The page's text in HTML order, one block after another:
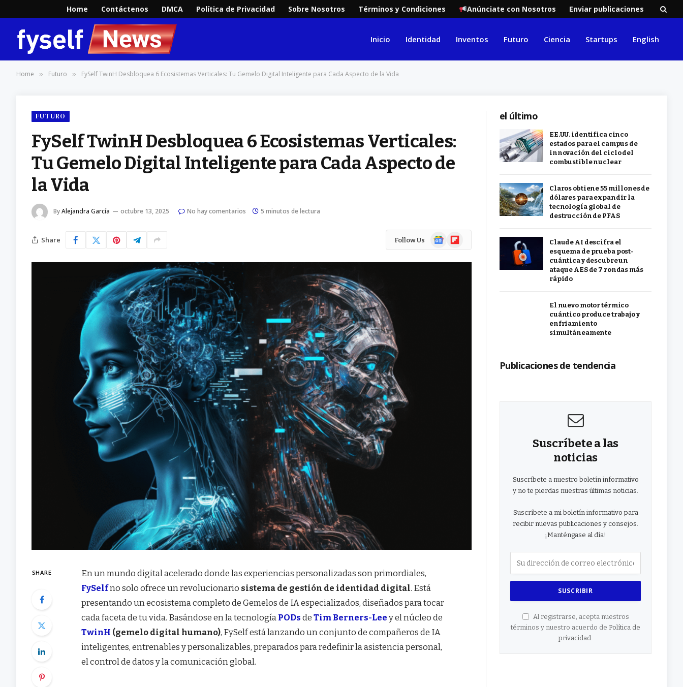
Home Contáctenos DMCA Política de Privacidad Sobre Nosotros Términos y Condiciones Anúnciate con Nosotros Enviar publicaciones
Inicio Identidad Inventos Futuro Ciencia Startups English
Home » Futuro » FySelf TwinH Desbloquea 6 Ecosistemas Verticales: Tu Gemelo Digital Inteligente para Cada Aspecto de la Vida
FUTURO
FySelf TwinH Desbloquea 6 Ecosistemas Verticales:
Tu Gemelo Digital Inteligente para Cada Aspecto de
la Vida
ByAlejandra García octubre 13, 2025 No hay comentarios 5 minutos de lectura
Share Follow Us
GoogleFlipboard
SHARE
En un mundo digital acelerado donde las experiencias personalizadas son primordiales,
FySelfno solo ofrece un revolucionario sistema de gestión de identidad digital. Está
presentando un ecosistema completo de Gemelos de IA especializados, diseñados para tocar
cada faceta de tu vida. Basándose en la tecnología PODs deTim Berners-Leey el núcleo de
TwinH (gemelo digital humano), FySelf está lanzando un conjunto de compañeros de IA
inteligentes, entrenables y personalizables, preparados para redefinir la asistencia personal,
el control de datos y la comunicación global.
el último
EE.UU. identifica cinco
estados para el campus de
innovación del ciclo del
combustible nuclear
Claros obtiene 55 millones de
dólares para expandir la
tecnología global de
destrucción de PFAS
Claude AI descifra el
esquema de prueba post-
cuántica y descubre un
ataque AES de 7 rondas más
rápido
El nuevo motor térmico
cuántico produce trabajo y
enfriamiento
simultáneamente
Publicaciones de tendencia
Suscríbete a las
noticias
Suscríbete a nuestro boletín informativo
y no te pierdas nuestras últimas noticias.
Suscríbete a mi boletín informativo para
recibir nuevas publicaciones y consejos.
¡Manténgase al día!
Al registrarse, acepta nuestros
términos y nuestro acuerdo de Política de
privacidad.